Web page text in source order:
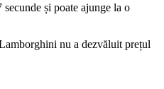
și poate ajunge la o
nu a dezvăluit prețul